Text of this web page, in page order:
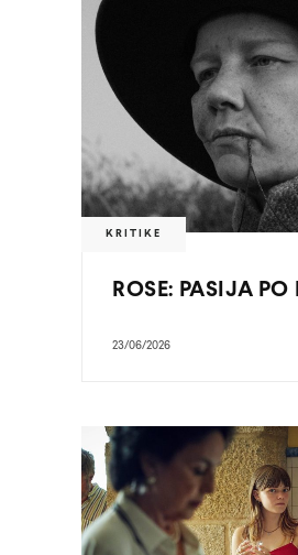
KRITIKE
ROSE: PASIJA PO
23/06/2026